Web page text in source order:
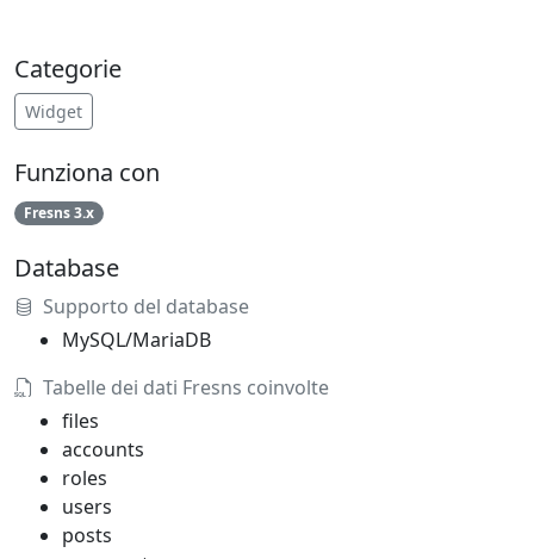
Categorie
Widget
Funziona con
Fresns 3.x
Database
Supporto del database
MySQL/MariaDB
Tabelle dei dati Fresns coinvolte
files
accounts
roles
users
posts